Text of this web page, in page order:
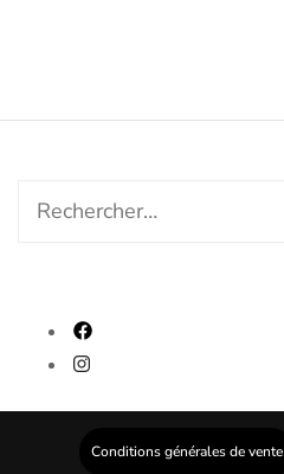
Rechercher :
Conditions générales de vente